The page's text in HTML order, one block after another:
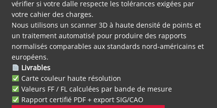
vérifier si votre dalle respecte les tolérances exigées par
votre cahier des charges.
Nous utilisons un scanner 3D à haute densité de points et
un traitement automatisé pour produire des rapports
normalisés comparables aux standards nord-américains et
européens.
Livrables
Carte couleur haute résolution
Valeurs FF / FL calculées par bande de mesure
Rapport certifié PDF + export SIG/CAO